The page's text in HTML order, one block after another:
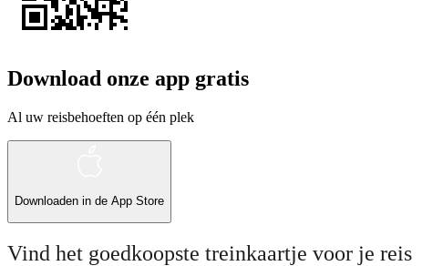
Download onze app gratis
Al uw reisbehoeften op één plek
Downloaden in de App Store
Vind het goedkoopste treinkaartje voor je reis